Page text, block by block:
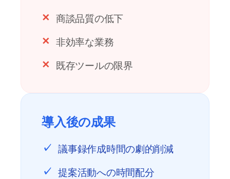
✕ 商談品質の低下
✕ 非効率な業務
✕ 既存ツールの限界
導入後の成果
✓ 議事録作成時間の劇的削減
✓ 提案活動への時間配分